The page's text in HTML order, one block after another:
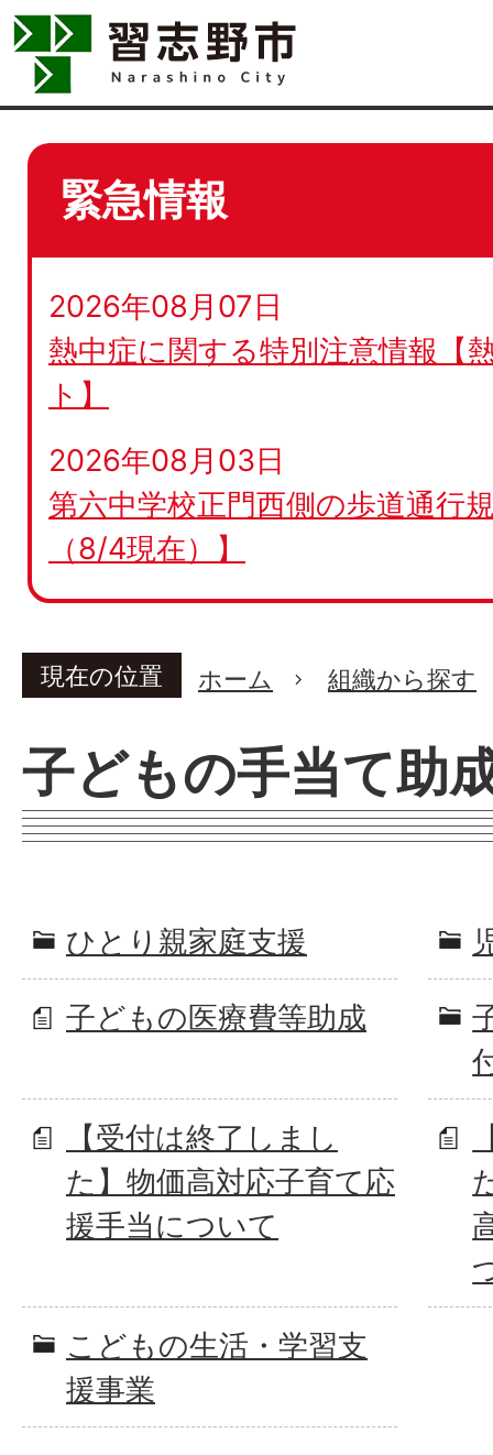
緊急情報
2026年08月07日
熱中症に関する特別注意情報【
ト】
2026年08月03日
第六中学校正門西側の歩道通行
（8/4現在）】
現在の位置 ホーム 組織から探す
子どもの手当て助
ひとり親家庭支援
子どもの医療費等助成
【受付は終了しまし
た】物価高対応子育て応
援手当について
こどもの生活・学習支
援事業